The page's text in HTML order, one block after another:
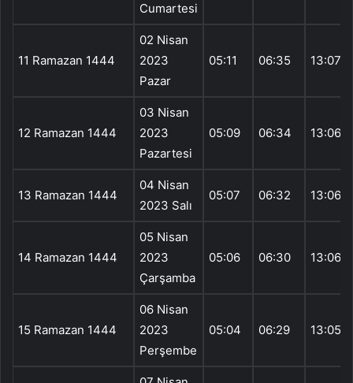
Cumartesi
11 Ramazan 1444
02 Nisan
2023
Pazar
05:11 06:35 13:07
12 Ramazan 1444
03 Nisan
2023
Pazartesi
05:09 06:34 13:06
13 Ramazan 1444
04 Nisan
2023 Salı
05:07 06:32 13:06
14 Ramazan 1444
05 Nisan
2023
Çarşamba
05:06 06:30 13:06
15 Ramazan 1444
06 Nisan
2023
Perşembe
05:04 06:29 13:05